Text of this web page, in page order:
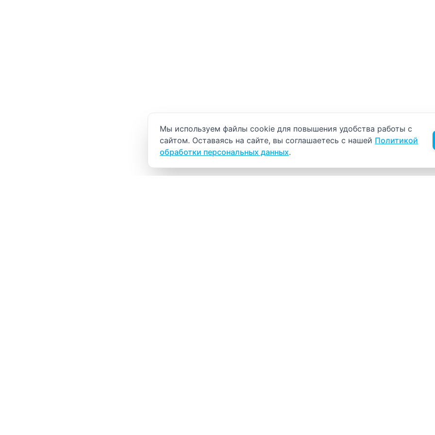
Уведомление об использовании cookie
Мы используем файлы cookie для повышения удобства работы с
сайтом. Оставаясь на сайте, вы соглашаетесь с нашей Политикой
обработки персональных данных.